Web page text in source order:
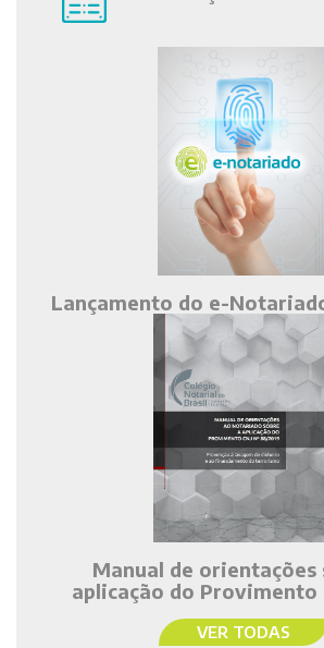
Lançamento do e-
Manual de orientações
aplicação do Provimento
VER TODAS